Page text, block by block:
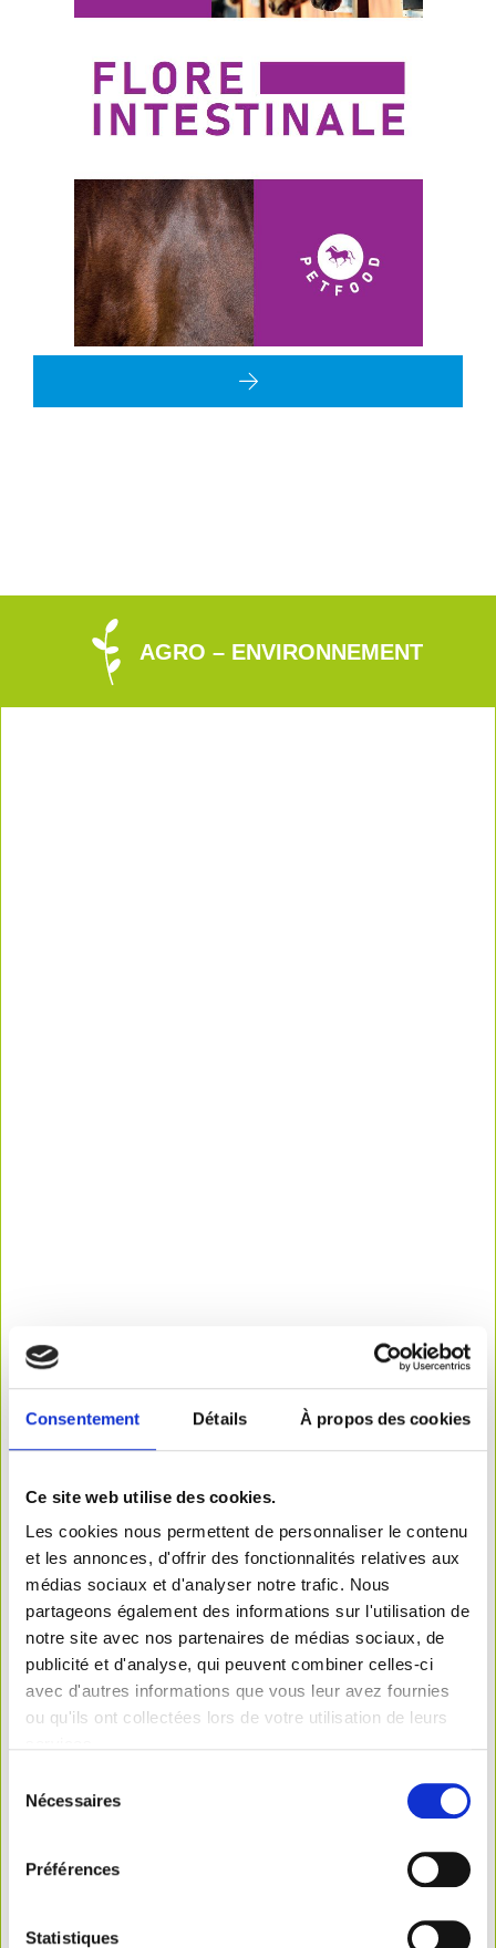
Consentement Détails À propos des cookies
Ce site web utilise des cookies.
Les cookies nous permettent de personnaliser le contenu
et les annonces, d'offrir des fonctionnalités relatives aux
médias sociaux et d'analyser notre trafic. Nous
partageons également des informations sur l'utilisation de
notre site avec nos partenaires de médias sociaux, de
publicité et d'analyse, qui peuvent combiner celles-ci
avec d'autres informations que vous leur avez fournies
ou qu'ils ont collectées lors de votre utilisation de leurs
Nécessaires
Préférences
Statistiques
AGRO – ENVIRONNEMENT